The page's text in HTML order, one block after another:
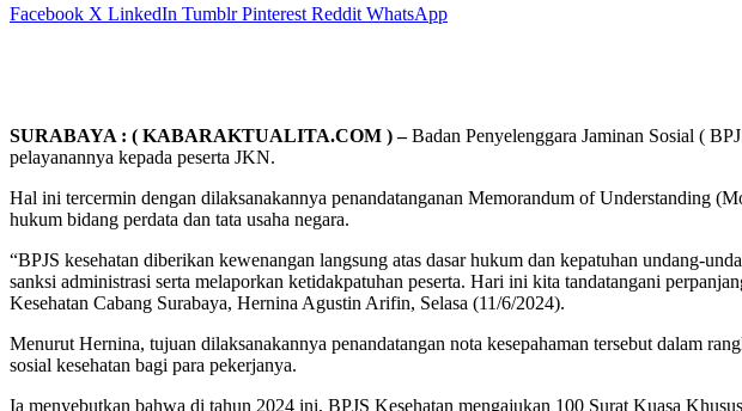
Facebook X LinkedIn Tumblr Pinterest Reddit WhatsApp
SURABAYA : ( KABARAKTUALITA.COM ) –Badan Penyelenggara Jaminan Sosial (
pelayanannya kepada peserta JKN.
Hal ini tercermin dengan dilaksanakannya penandatanganan Memorandum of Understanding
hukum bidang perdata dan tata usaha negara.
“BPJS kesehatan diberikan kewenangan langsung atas dasar hukum dan kepatuhan undang-
sanksi administrasi serta melaporkan ketidakpatuhan peserta. Hari ini kita tandatangani
Kesehatan Cabang Surabaya, Hernina Agustin Arifin, Selasa (11/6/2024).
Menurut Hernina, tujuan dilaksanakannya penandatangan nota kesepahaman tersebut dalam
sosial kesehatan bagi para pekerjanya.
Ia menyebutkan bahwa di tahun 2024 ini, BPJS Kesehatan mengajukan 100 Surat Kuasa